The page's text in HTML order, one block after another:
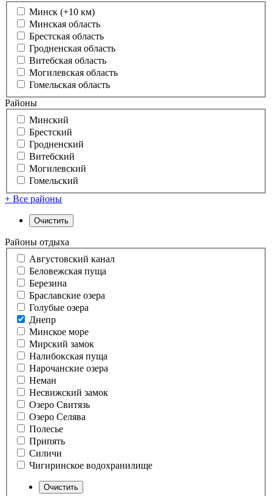
Минск (+10 км)
Минская область
Брестская область
Гродненская область
Витебская область
Могилевская область
Гомельская область
Районы
Минский
Брестский
Гродненский
Витебский
Могилевский
Гомельский
+ Все районы
Районы отдыха
Августовский канал
Беловежская пуща
Березина
Браславские озера
Голубые озера
Днепр
Минское море
Мирский замок
Налибокская пуща
Нарочанские озера
Неман
Несвижский замок
Озеро Свитязь
Озеро Селява
Полесье
Припять
Силичи
Чигиринское водохранилище